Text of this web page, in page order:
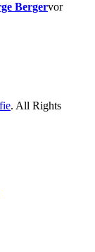
Bergervor
. All Rights